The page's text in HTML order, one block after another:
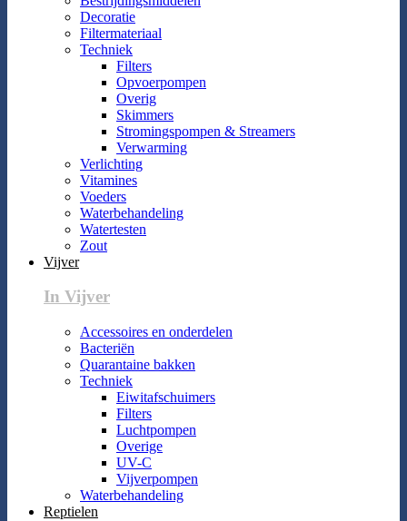
Decoratie
Filtermateriaal
Techniek
Filters
Opvoerpompen
Overig
Skimmers
Stromingspompen & Streamers
Verwarming
Verlichting
Vitamines
Voeders
Waterbehandeling
Watertesten
Zout
Vijver
In Vijver
Accessoires en onderdelen
Bacteriën
Quarantaine bakken
Techniek
Eiwitafschuimers
Filters
Luchtpompen
Overige
UV-C
Vijverpompen
Waterbehandeling
Reptielen